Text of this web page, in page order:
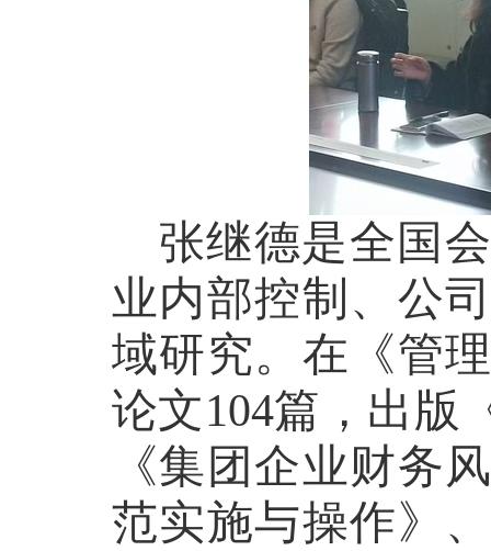
张继德是全国
业内部控制、公
域研究。在《管
论文104篇，出版
《集团企业财务
范实施与操作》